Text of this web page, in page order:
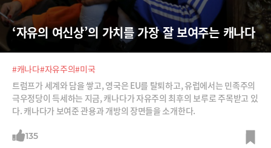
‘자유의 여신상’의 가치를 가장 잘 보여주는 캐나다
#캐나다#자유주의#미국
트럼프가 세계와 담을 쌓고, 영국은 EU를 탈퇴하고, 유럽에서는 민족주의
극우정당이 득세하는 지금, 캐나다가 자유주의 최후의 보루로 주목받고 있
다. 캐나다가 보여준 관용과 개방의 장면들을 소개한다.
135